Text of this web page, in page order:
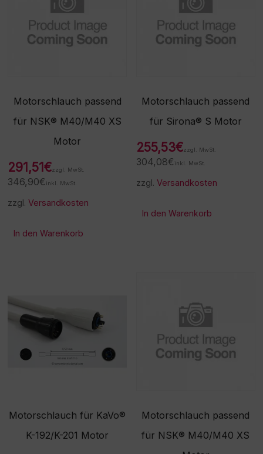
Motorschlauch passend
für NSK® M40/M40 XS
Motor
291,51€zzgl. MwSt.
346,90€ inkl. MwSt.
zzgl.Versandkosten
In den Warenkorb
Motorschlauch passend
für Sirona® S Motor
255,53€zzgl. MwSt.
304,08€ inkl. MwSt.
zzgl.Versandkosten
In den Warenkorb
Motorschlauch für KaVo®
K-192/K-201 Motor
Motorschlauch passend
für NSK® M40/M40 XS